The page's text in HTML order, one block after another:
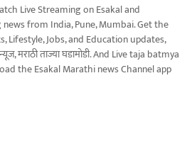
Live Streaming on Esakal and
news from India, Pune, Mumbai. Get the
Lifestyle, Jobs, and Education updates,
न्यूज, मराठी ताज्या घडामोडी. And Live taja batmya
the Esakal Marathi news Channel app